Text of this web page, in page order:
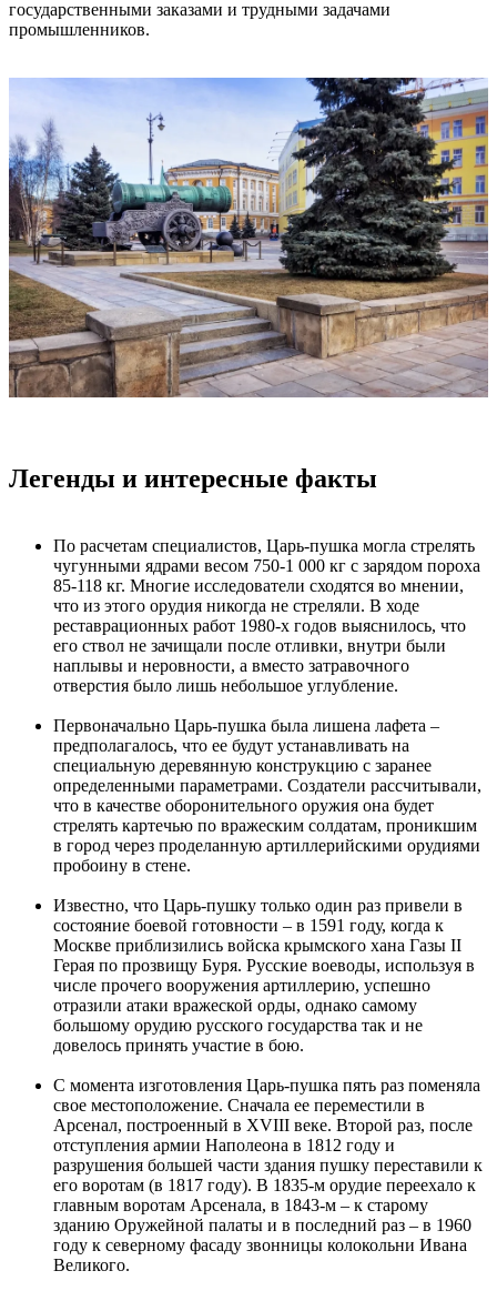
государственными заказами и трудными задачами
промышленников.
Легенды и интересные факты
По расчетам специалистов, Царь-пушка могла стрелять
чугунными ядрами весом 750-1 000 кг с зарядом пороха
85-118 кг. Многие исследователи сходятся во мнении,
что из этого орудия никогда не стреляли. В ходе
реставрационных работ 1980-х годов выяснилось, что
его ствол не зачищали после отливки, внутри были
наплывы и неровности, а вместо затравочного
отверстия было лишь небольшое углубление.
Первоначально Царь-пушка была лишена лафета –
предполагалось, что ее будут устанавливать на
специальную деревянную конструкцию с заранее
определенными параметрами. Создатели рассчитывали,
что в качестве оборонительного оружия она будет
стрелять картечью по вражеским солдатам, проникшим
в город через проделанную артиллерийскими орудиями
пробоину в стене.
Известно, что Царь-пушку только один раз привели в
состояние боевой готовности – в 1591 году, когда к
Москве приблизились войска крымского хана Газы II
Герая по прозвищу Буря. Русские воеводы, используя в
числе прочего вооружения артиллерию, успешно
отразили атаки вражеской орды, однако самому
большому орудию русского государства так и не
довелось принять участие в бою.
С момента изготовления Царь-пушка пять раз поменяла
свое местоположение. Сначала ее переместили в
Арсенал, построенный в XVIII веке. Второй раз, после
отступления армии Наполеона в 1812 году и
разрушения большей части здания пушку переставили к
его воротам (в 1817 году). В 1835-м орудие переехало к
главным воротам Арсенала, в 1843-м – к старому
зданию Оружейной палаты и в последний раз – в 1960
году к северному фасаду звонницы колокольни Ивана
Великого.